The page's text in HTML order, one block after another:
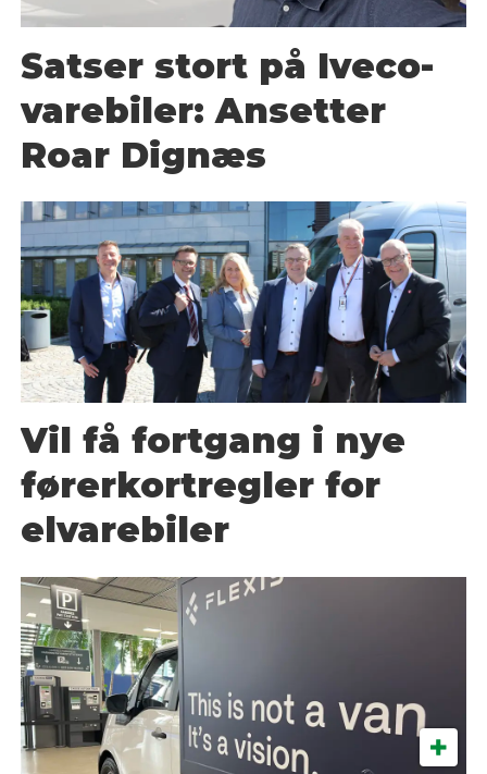
Satser stort på Iveco-
varebiler: Ansetter
Roar Dignæs
Vil få fortgang i nye
førerkortregler for
elvarebiler